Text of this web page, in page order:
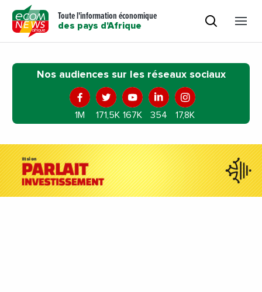
Toute l'information économique
des pays d'Afrique
Nos audiences sur les réseaux sociaux
1M 171,5K 167K 354 17,8K